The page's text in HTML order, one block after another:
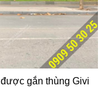
gắn thùng Givi